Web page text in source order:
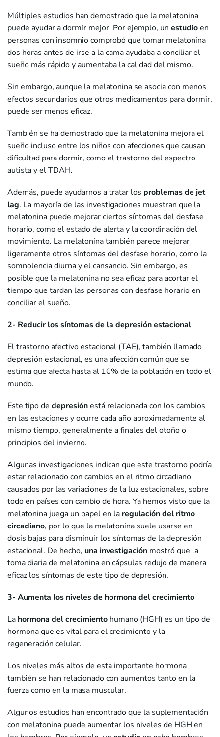
Múltiples estudios han demostrado que la melatonina
puede ayudar a dormir mejor. Por ejemplo, un estudioen
personas con insomnio comprobó que tomar melatonina
dos horas antes de irse a la cama ayudaba a conciliar el
sueño más rápido y aumentaba la calidad del mismo.
Sin embargo, aunque la melatonina se asocia con menos
efectos secundarios que otros medicamentos para dormir,
puede ser menos eficaz.
También se ha demostrado que la melatonina mejora el
sueño incluso entre los niños con afecciones que causan
dificultad para dormir, como el trastorno del espectro
autista y el TDAH.
Además, puede ayudarnos a tratar los problemas de jet
lag. La mayoría de las investigaciones muestran que la
melatonina puede mejorar ciertos síntomas del desfase
horario, como el estado de alerta y la coordinación del
movimiento. La melatonina también parece mejorar
ligeramente otros síntomas del desfase horario, como la
somnolencia diurna y el cansancio. Sin embargo, es
posible que la melatonina no sea eficaz para acortar el
tiempo que tardan las personas con desfase horario en
conciliar el sueño.
2- Reducir los síntomas de la depresión estacional
El trastorno afectivo estacional (TAE), también llamado
depresión estacional, es una afección común que se
estima que afecta hasta al 10% de la población en todo el
mundo.
Este tipo de depresiónestá relacionada con los cambios
en las estaciones y ocurre cada año aproximadamente al
mismo tiempo, generalmente a finales del otoño o
principios del invierno.
Algunas investigaciones indican que este trastorno podría
estar relacionado con cambios en el ritmo circadiano
causados por las variaciones de la luz estacionales, sobre
todo en países con cambio de hora. Ya hemos visto que la
melatonina juega un papel en la regulación del ritmo
circadiano, por lo que la melatonina suele usarse en
dosis bajas para disminuir los síntomas de la depresión
estacional. De hecho, una investigación mostró que la
toma diaria de melatonina en cápsulas redujo de manera
eficaz los síntomas de este tipo de depresión.
3- Aumenta los niveles de hormona del crecimiento
La hormona del crecimiento humano (HGH) es un tipo de
hormona que es vital para el crecimiento y la
regeneración celular.
Los niveles más altos de esta importante hormona
también se han relacionado con aumentos tanto en la
fuerza como en la masa muscular.
Algunos estudios han encontrado que la suplementación
con melatonina puede aumentar los niveles de HGH en